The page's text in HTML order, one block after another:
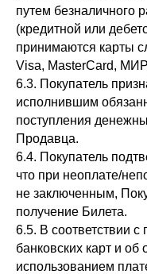
путем безналичного
(кредитной или
принимаются карты
Visa, MasterCard,
6.3. Покупатель
исполнившим
поступления
Продавца.
6.4. Покупатель
что при неоплате/
не заключенным,
получение Билета.
6.5. В соответствии
банковских карт и
использованием